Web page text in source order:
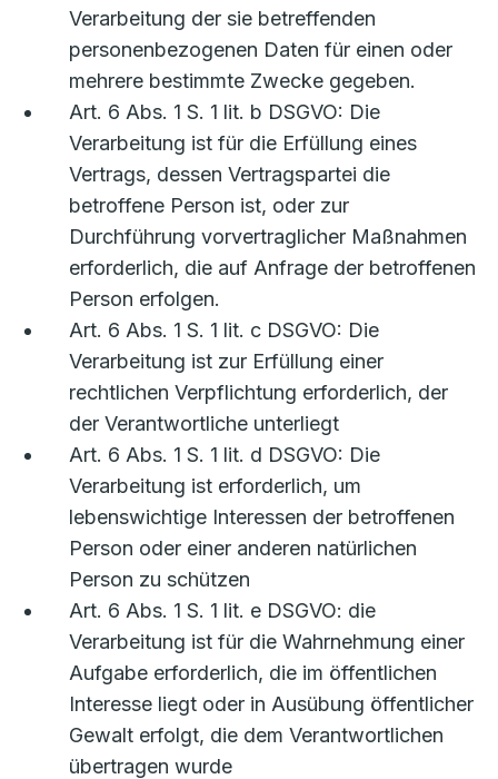
Verarbeitung der sie betreffenden
personenbezogenen Daten für einen oder
mehrere bestimmte Zwecke gegeben.
Art. 6 Abs. 1 S. 1 lit. b DSGVO: Die
Verarbeitung ist für die Erfüllung eines
Vertrags, dessen Vertragspartei die
betroffene Person ist, oder zur
Durchführung vorvertraglicher Maßnahmen
erforderlich, die auf Anfrage der betroffenen
Person erfolgen.
Art. 6 Abs. 1 S. 1 lit. c DSGVO: Die
Verarbeitung ist zur Erfüllung einer
rechtlichen Verpflichtung erforderlich, der
der Verantwortliche unterliegt
Art. 6 Abs. 1 S. 1 lit. d DSGVO: Die
Verarbeitung ist erforderlich, um
lebenswichtige Interessen der betroffenen
Person oder einer anderen natürlichen
Person zu schützen
Art. 6 Abs. 1 S. 1 lit. e DSGVO: die
Verarbeitung ist für die Wahrnehmung einer
Aufgabe erforderlich, die im öffentlichen
Interesse liegt oder in Ausübung öffentlicher
Gewalt erfolgt, die dem Verantwortlichen
übertragen wurde